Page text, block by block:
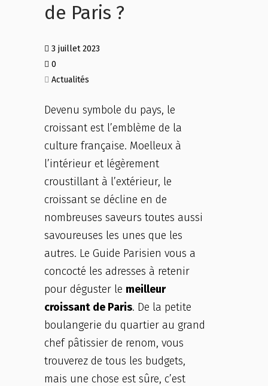
de Paris ?
3 juillet 2023
0
Actualités
Devenu symbole du pays, le
croissant est l’emblème de la
culture française. Moelleux à
l’intérieur et légèrement
croustillant à l’extérieur, le
croissant se décline en de
nombreuses saveurs toutes aussi
savoureuses les unes que les
autres. Le Guide Parisien vous a
concocté les adresses à retenir
pour déguster le meilleur
croissant de Paris. De la petite
boulangerie du quartier au grand
chef pâtissier de renom, vous
trouverez de tous les budgets,
mais une chose est sûre, c’est